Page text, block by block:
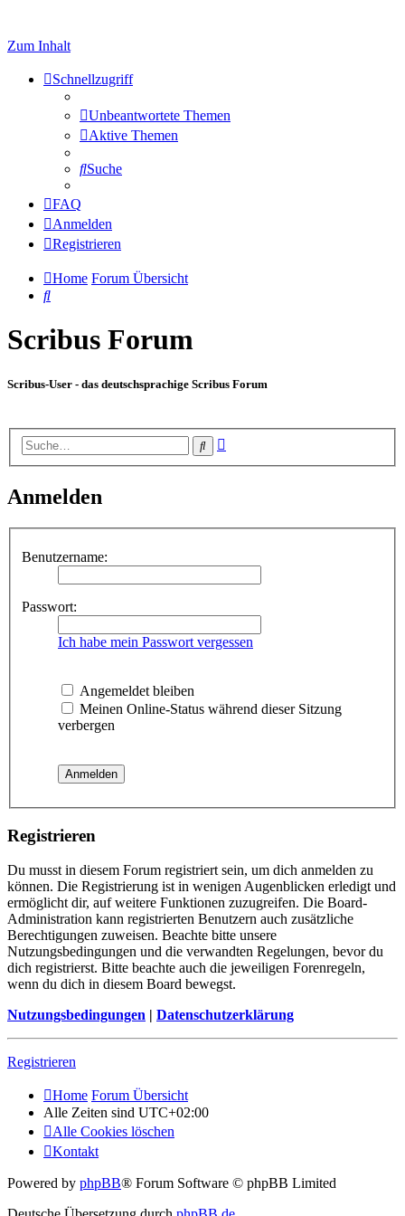
Zum Inhalt
Schnellzugriff
Unbeantwortete Themen
Aktive Themen
Suche
FAQ
Anmelden
Registrieren
Home Forum Übersicht
Suche
Scribus Forum
Scribus-User - das deutschsprachige Scribus Forum
Suche
Anmelden
Benutzername:
Passwort:
Ich habe mein Passwort vergessen
Angemeldet bleiben
Meinen Online-Status während dieser Sitzung
verbergen
Registrieren
Du musst in diesem Forum registriert sein, um dich anmelden zu
können. Die Registrierung ist in wenigen Augenblicken erledigt und
ermöglicht dir, auf weitere Funktionen zuzugreifen. Die Board-
Administration kann registrierten Benutzern auch zusätzliche
Berechtigungen zuweisen. Beachte bitte unsere
Nutzungsbedingungen und die verwandten Regelungen, bevor du
dich registrierst. Bitte beachte auch die jeweiligen Forenregeln,
wenn du dich in diesem Board bewegst.
Nutzungsbedingungen | Datenschutzerklärung
Registrieren
Home Forum Übersicht
Alle Zeiten sind UTC+02:00
Alle Cookies löschen
Kontakt
Powered by phpBB® Forum Software © phpBB Limited